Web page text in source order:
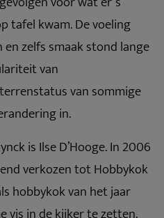
tafel kwam. De voeling
zelfs smaak stond lange
van
van sommige
in.
is Ilse D’Hooge. In 2006
verkozen tot Hobbykok
hobbykok van het jaar